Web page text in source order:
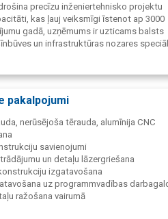
precīzu inženiertehnisko projektu
kas ļauj veiksmīgi īstenot ap 3000
gadā, uzņēmums ir uzticams balsts
un infrastruktūras nozares
pakalpojumi
nerūsējoša tērauda, alumīnija CNC
savienojumi
un detaļu lāzergriešana
izgatavošana
uz programmvadības
ražošana vairumā